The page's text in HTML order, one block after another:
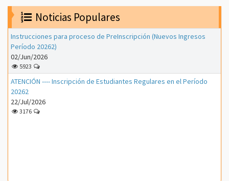
Noticias Populares
Instrucciones para proceso de PreInscripción (Nuevos Ingresos
Período 20262)
02/Jun/2026
5923
ATENCIÓN ---- Inscripción de Estudiantes Regulares en el Período
20262
22/Jul/2026
3176